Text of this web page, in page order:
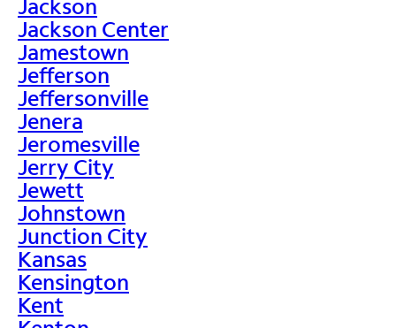
Jackson
Jackson Center
Jamestown
Jefferson
Jeffersonville
Jenera
Jeromesville
Jerry City
Jewett
Johnstown
Junction City
Kansas
Kensington
Kent